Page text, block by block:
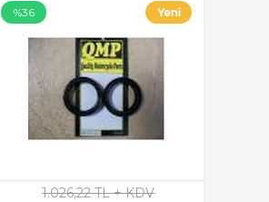
%36
1.026,22 TL + KDV